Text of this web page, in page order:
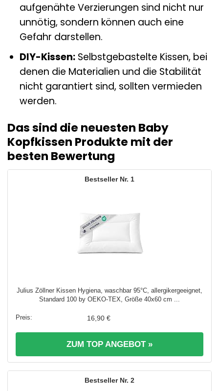
aufgenähte Verzierungen sind nicht nur
unnötig, sondern können auch eine
Gefahr darstellen.
DIY-Kissen:Selbstgebastelte Kissen, bei
denen die Materialien und die Stabilität
nicht garantiert sind, sollten vermieden
werden.
Das sind die neuesten Baby
Kopfkissen Produkte mit der
besten Bewertung
1
Julius Zöllner Kissen Hygiena, waschbar 95°C, allergikergeeignet,
Standard 100 by OEKO-TEX, Größe 40x60 cm ...
16,90 €
ZUM TOP ANGEBOT »
2